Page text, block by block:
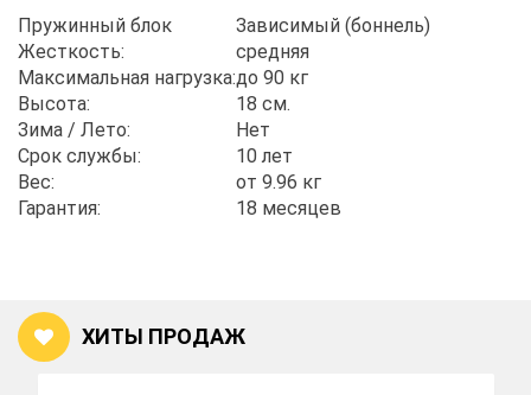
Пружинный блок
Зависимый (боннель)
Жесткость:
средняя
Максимальная нагрузка:до 90 кг
Высота:
18 см.
Зима / Лето:
Нет
Срок службы:
10 лет
Вес:
от 9.96 кг
Гарантия:
18 месяцев
ХИТЫ ПРОДАЖ